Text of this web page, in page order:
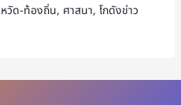
วัด-ท้องถิ่น, ศาสนา, โกดังข่าว